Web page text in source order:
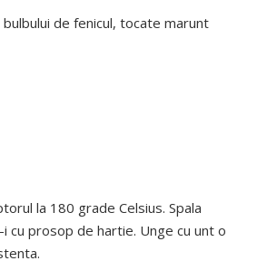
de fenicul, tocate marunt
la 180 grade Celsius. Spala
cu prosop de hartie. Unge cu unt o